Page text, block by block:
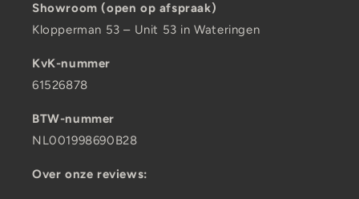
Showroom (open op afspraak)
Klopperman 53 – Unit 53 in Wateringen
KvK-nummer
61526878
BTW-nummer
NL001998690B28
Over onze reviews: